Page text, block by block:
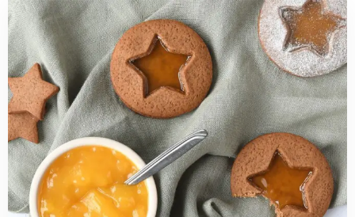
Read
more
about
Gingerbread
lemon
curd
koekjes